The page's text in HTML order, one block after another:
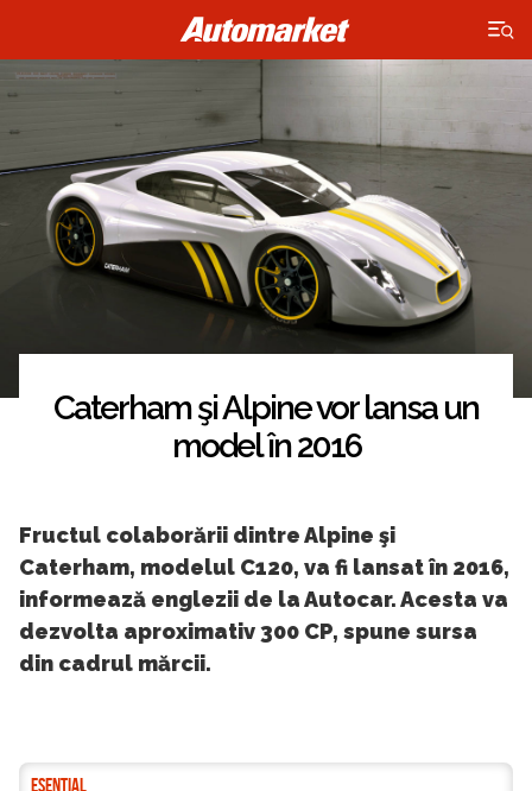
×
Caterham şi Alpine vor lansa un
model în 2016
Fructul colaborării dintre Alpine şi
Caterham, modelul C120, va fi lansat în 2016,
informează englezii de la Autocar. Acesta va
dezvolta aproximativ 300 CP, spune sursa
din cadrul mărcii.